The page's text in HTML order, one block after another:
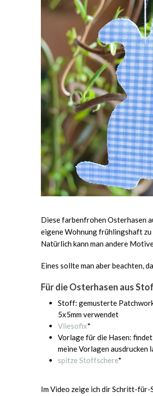
Diese farbenfrohen Osterhasen
eigene Wohnung frühlingshaft
Natürlich kann man andere
Eines sollte man aber beachten,
Für die Osterhasen aus
Stoff: gemusterte
5x5mm verwendet
Vliesofix*
Vorlage für die Hasen:
meine Vorlagen ausdrucken
spitze Stoffschere*
Im Video zeige ich dir Schritt-für-